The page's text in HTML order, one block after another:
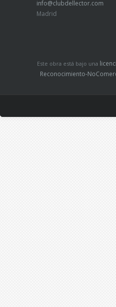
info@clubdellector.com
Madrid
Este obra está bajo una
Reconocimiento-